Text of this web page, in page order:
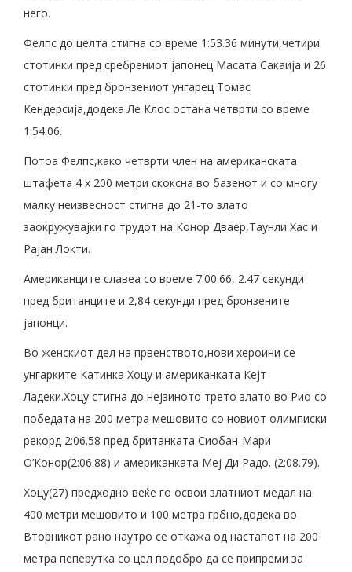
него.
Фелпс до целта стигна со време 1:53.36 минути,четири
стотинки пред сребрениот јапонец Масата Сакаија и 26
стотинки пред бронзениот унгарец Томас
Кендерсија,додека Ле Клос остана четврти со време
1:54.06.
Потоа Фелпс,како четврти член на американската
штафета 4 х 200 метри скоксна во базенот и со многу
малку неизвесност стигна до 21-то злато
заокружувајки го трудот на Конор Дваер,Таунли Хас и
Рајан Локти.
Американците славеа со време 7:00.66, 2.47 секунди
пред британците и 2,84 секунди пред бронзените
јапонци.
Во женскиот дел на првенството,нови хероини се
унгарките Катинка Хоцу и американката Кејт
Ладеки.Хоцу стигна до нејзиното трето злато во Рио со
победата на 200 метра мешовито со новиот олимписки
рекорд 2:06.58 пред британката Сиобан-Мари
О’Конор(2:06.88) и американката Меј Ди Радо. (2:08.79).
Хоцу(27) предходно веќе го освои златниот медал на
400 метри мешовито и 100 метра грбно,додека во
Вторникот рано наутро се откажа од настапот на 200
метра пеперутка со цел подобро да се припреми за